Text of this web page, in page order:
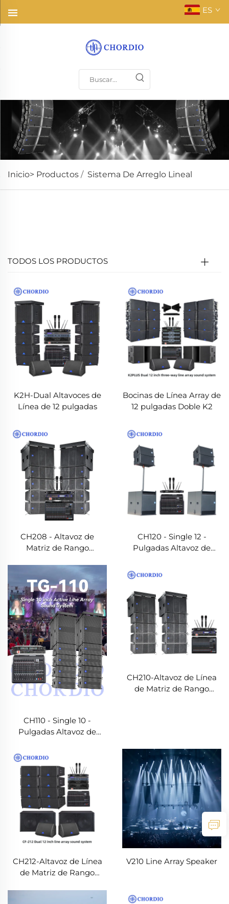
ES
Inicio> Productos / Sistema De Arreglo Lineal
TODOS LOS PRODUCTOS
K2H-Dual Altavoces de
Línea de 12 pulgadas
Bocinas de Línea Array de
12 pulgadas Doble K2
CH208 - Altavoz de
Matriz de Rango
CH120 - Single 12 -
Pulgadas Altavoz de
CH110 - Single 10 -
Pulgadas Altavoz de
CH210-Altavoz de Línea
de Matriz de Rango
CH212-Altavoz de Línea
de Matriz de Rango
V210 Line Array Speaker